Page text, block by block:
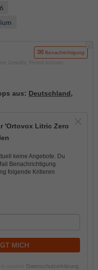
Benachrichtigung
aus: Deutschland,
'Ortovox Litric Zero
keine Angebote. Du
Benachrichtigung
folgende Kritieren
MICH
Datenschutzerklärung